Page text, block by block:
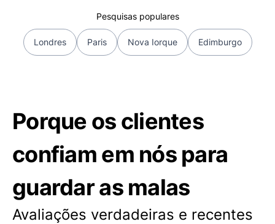
Pesquisas populares
Londres Paris Nova Iorque Edimburgo
Porque os clientes
confiam em nós para
guardar as malas
Avaliações verdadeiras e recentes